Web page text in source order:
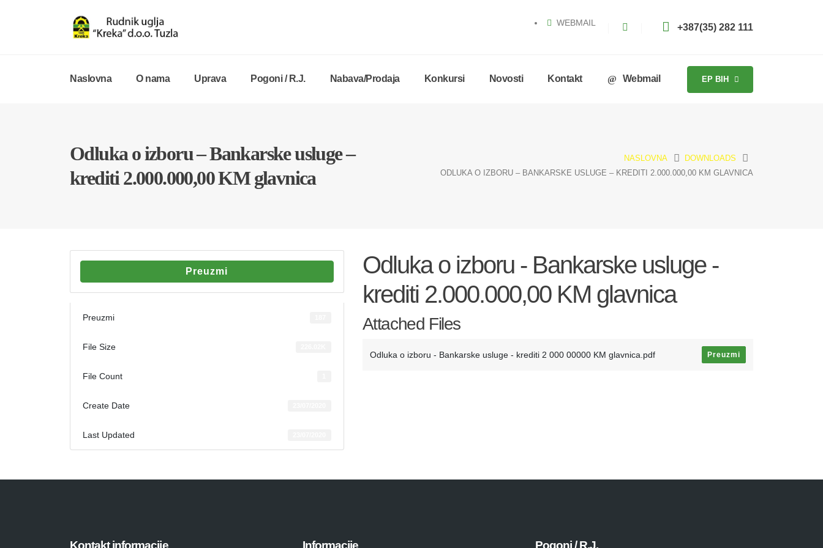
WEBMAIL +387(35) 282 111
Naslovna O nama Uprava Pogoni / R.J. Nabava/Prodaja Konkursi Novosti Kontakt Webmail EP BIH
Odluka o izboru – Bankarske usluge –
krediti 2.000.000,00 KM glavnica
NASLOVNA
DOWNLOADS
ODLUKA O IZBORU – BANKARSKE USLUGE – KREDITI 2.000.000,00 KM GLAVNICA
Preuzmi
Preuzmi
File Size
File Count
Create Date
Last Updated
Odluka o izboru - Bankarske usluge -
krediti 2.000.000,00 KM glavnica
Attached Files
Odluka o izboru - Bankarske usluge - krediti 2 000 00000 KM glavnica.pdf Preuzmi
Kontakt informacije Informacije Pogoni / R.J.